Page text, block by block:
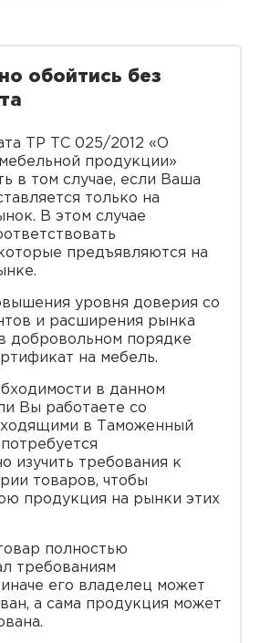
обойтись без
ТР ТС 025/2012 «О
продукции»
в том случае, если Ваша
только на
В этом случае
предъявляются на
уровня доверия со
и расширения рынка
добровольном порядке
на мебель.
в данном
Вы работаете со
в Таможенный
изучить требования к
товаров, чтобы
продукция на рынки этих
полностью
требованиям
иначе его владелец может
а сама продукция может